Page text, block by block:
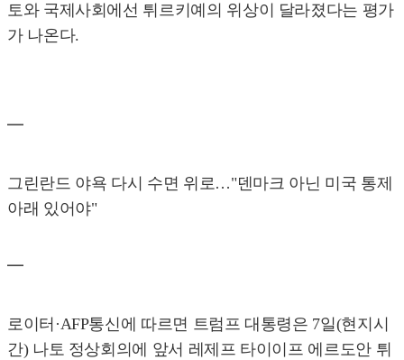
토와 국제사회에선 튀르키예의 위상이 달라졌다는 평가
가 나온다.
━
그린란드 야욕 다시 수면 위로…"덴마크 아닌 미국 통제
아래 있어야"
━
로이터·AFP통신에 따르면 트럼프 대통령은 7일(현지시
간) 나토 정상회의에 앞서 레제프 타이이프 에르도안 튀